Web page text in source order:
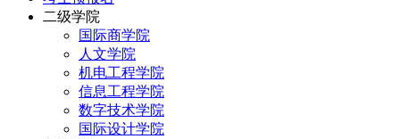
二级学院
国际商学院
人文学院
机电工程学院
信息工程学院
数字技术学院
国际设计学院